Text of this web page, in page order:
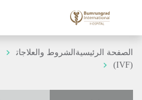
الصفحة الرئيسيةالشروط والعلاجات
(IVF)